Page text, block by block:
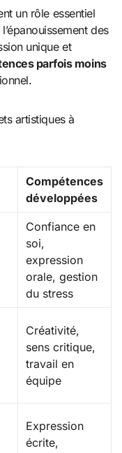
un rôle essentiel
des
unique et
parfois moins
artistiques à
Compétences
développées
Confiance en
soi,
expression
orale, gestion
du stress
Créativité,
sens critique,
travail en
équipe
Expression
écrite,